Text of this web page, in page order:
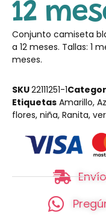
12
Conjunto camiseta
a 12 meses. Tallas: 1
meses.
SKU22111251-1
Etiquetas Amarillo,
flores, niña, Ranita,